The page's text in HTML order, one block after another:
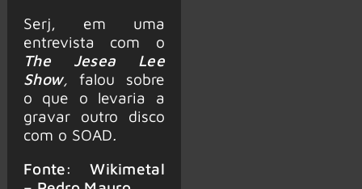
Serj, em uma
entrevista com o
The Jesea Lee
Show,falou sobre
o que o levaria a
gravar outro disco
com o SOAD.
Fonte: Wikimetal